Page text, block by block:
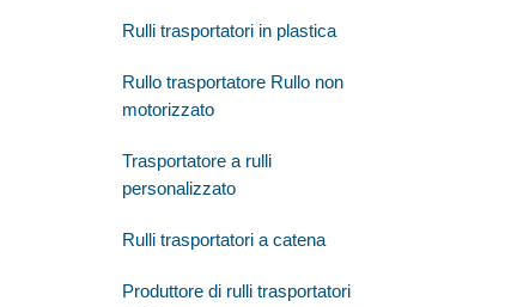
Rulli trasportatori in plastica
Rullo trasportatore Rullo non
motorizzato
Trasportatore a rulli
personalizzato
Rulli trasportatori a catena
Produttore di rulli trasportatori